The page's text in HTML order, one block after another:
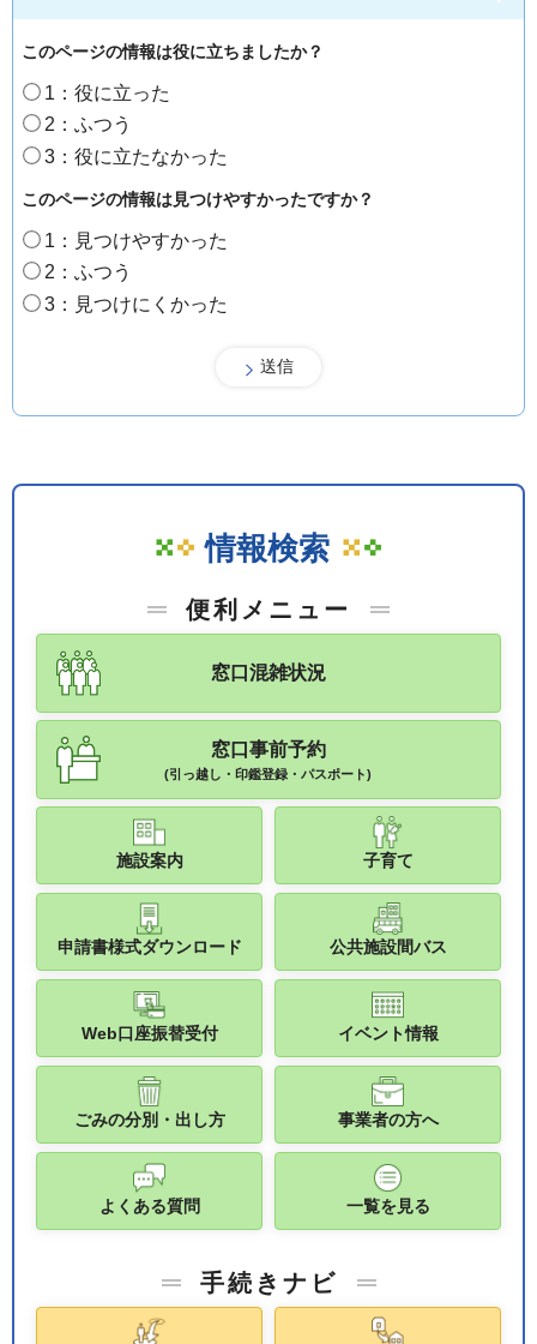
このページの情報は役に立ちましたか？
1：役に立った
2：ふつう
3：役に立たなかった
このページの情報は見つけやすかったですか？
1：見つけやすかった
2：ふつう
3：見つけにくかった
情報検索
便利メニュー
窓口混雑状況
窓口事前予約
(引っ越し・印鑑登録・パスポート)
施設案内 子育て
申請書様式ダウンロード 公共施設間バス
Web口座振替受付 イベント情報
ごみの分別・出し方 事業者の方へ
よくある質問 一覧を見る
手続きナビ